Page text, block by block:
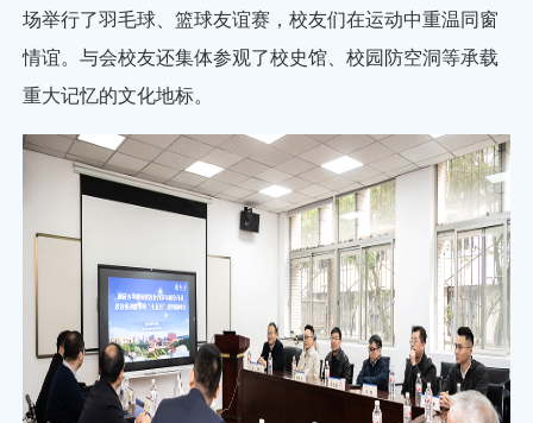
场举行了羽毛球、篮球友谊赛，校友们在运动中重温同窗
情谊。与会校友还集体参观了校史馆、校园防空洞等承载
重大记忆的文化地标。